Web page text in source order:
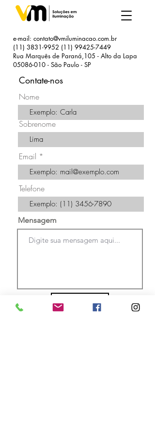
e-mail: contato@vmiluminacao.com.br
(11) 3831-9952 (11) 99425-7449
Rua Marquês de Paraná,105 - Alto da Lapa
05086-010 - São Paulo - SP
Contate-nos
Nome
Sobrenome
Email
Telefone
Mensagem